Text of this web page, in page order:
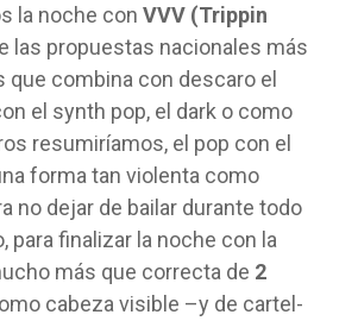
la noche con VVV (Trippin
las propuestas nacionales más
que combina con descaro el
el synth pop, el dark o como
resumiríamos, el pop con el
forma tan violenta como
no dejar de bailar durante todo
para finalizar la noche con la
más que correcta de 2
cabeza visible –y de cartel-